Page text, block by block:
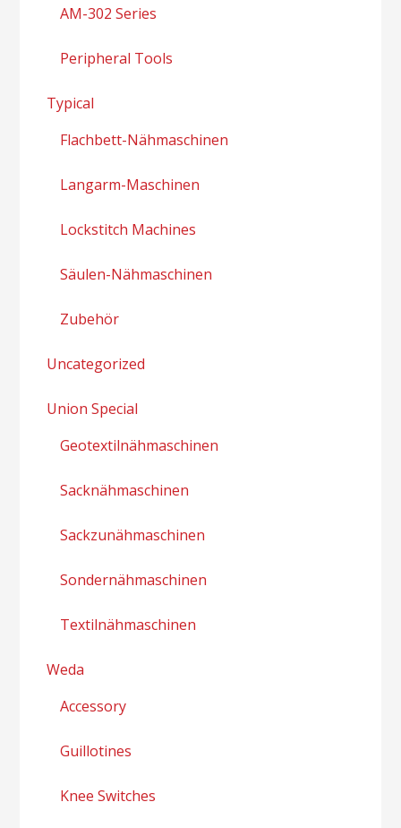
AM-302 Series
Peripheral Tools
Typical
Flachbett-Nähmaschinen
Langarm-Maschinen
Lockstitch Machines
Säulen-Nähmaschinen
Zubehör
Uncategorized
Union Special
Geotextilnähmaschinen
Sacknähmaschinen
Sackzunähmaschinen
Sondernähmaschinen
Textilnähmaschinen
Weda
Accessory
Guillotines
Knee Switches